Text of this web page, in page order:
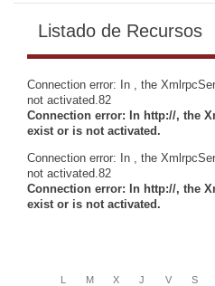
Listado de Recursos
Connection error: In , the
not activated.82
Connection error: In http://, the
exist or is not activated.
Connection error: In , the
not activated.82
Connection error: In http://, the
exist or is not activated.
L M X J V S